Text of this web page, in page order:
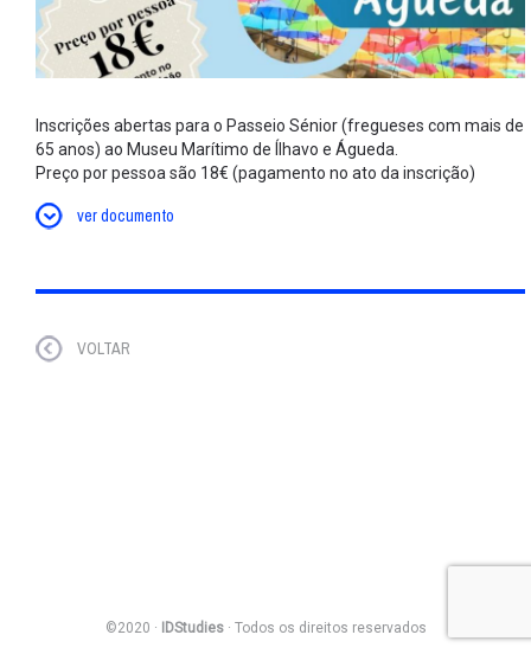
Inscrições abertas para o Passeio Sénior (fregueses com mais de
65 anos) ao Museu Marítimo de Ílhavo e Águeda.
Preço por pessoa são 18€ (pagamento no ato da inscrição)
ver documento
VOLTAR
©2020 · IDStudies· Todos os direitos reservados